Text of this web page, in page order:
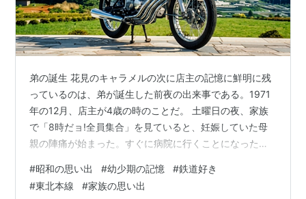
弟の誕生 花見のキャラメルの次に店主の記憶に鮮明に残
っているのは、弟が誕生した前夜の出来事である。1971
年の12月、店主が4歳の時のことだ。 土曜日の夜、家族
で「8時だョ!全員集合」を見ていると、妊娠していた母
親の陣痛が始まった。すぐに病院に行くことになったの
た。さすがに陣痛が来ている母親をスーパーカブの後ろ
に乗せるわけにもいかず、タクシーを拾おうと家族3人で
#昭和の思い出 #幼少期の記憶 #鉄道好き
#東北本線 #家族の思い出